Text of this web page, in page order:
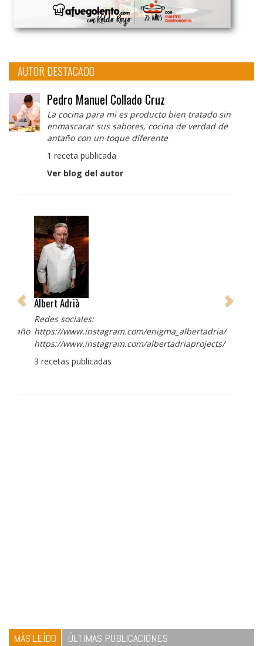
AUTOR DESTACADO
Pedro Manuel Collado Cruz
La cocina para mi es producto bien tratado sin
enmascarar sus sabores, cocina de verdad de
antaño con un toque diferente
1 receta publicada
Ver blog del autor
Albert Adrià
Redes sociales:
https://www.instagram.com/enigma_albertadria/
https://www.instagram.com/albertadriaprojects/
3 recetas publicadas
MÁS LEÍDO ÚLTIMAS PUBLICACIONES